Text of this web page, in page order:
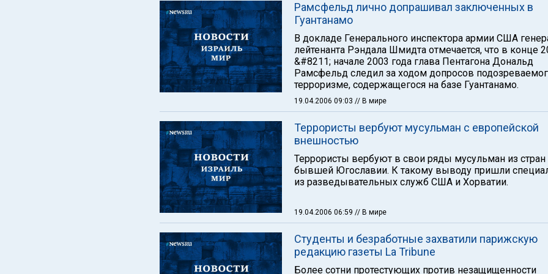
Рамсфельд лично допрашивал заключенных в
Гуантанамо
В докладе Генерального инспектора армии США
лейтенанта Рэндала Шмидта отмечается, что в конце
&#8211; начале 2003 года глава Пентагона Дональд
Рамсфельд следил за ходом допросов
терроризме, содержащегося на базе Гуантанамо.
19.04.2006 09:03 // В мире
Террористы вербуют мусульман с европейской
внешностью
Террористы вербуют в свои ряды мусульман из стран
бывшей Югославии. К такому выводу пришли
из разведывательных служб США и Хорватии.
19.04.2006 06:59 // В мире
Студенты и безработные захватили парижскую
редакцию газеты La Tribune
Более сотни протестующих против незащищенности